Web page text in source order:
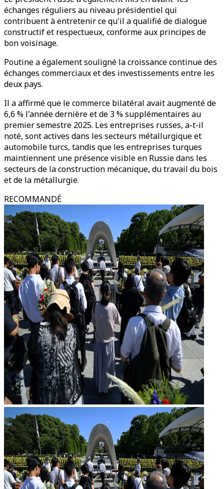
échanges réguliers au niveau présidentiel qui
contribuent à entretenir ce qu'il a qualifié de dialogue
constructif et respectueux, conforme aux principes de
bon voisinage.
Poutine a également souligné la croissance continue des
échanges commerciaux et des investissements entre les
deux pays.
Il a affirmé que le commerce bilatéral avait augmenté de
6,6 % l'année dernière et de 3 % supplémentaires au
premier semestre 2025. Les entreprises russes, a-t-il
noté, sont actives dans les secteurs métallurgique et
automobile turcs, tandis que les entreprises turques
maintiennent une présence visible en Russie dans les
secteurs de la construction mécanique, du travail du bois
et de la métallurgie.
RECOMMANDÉ